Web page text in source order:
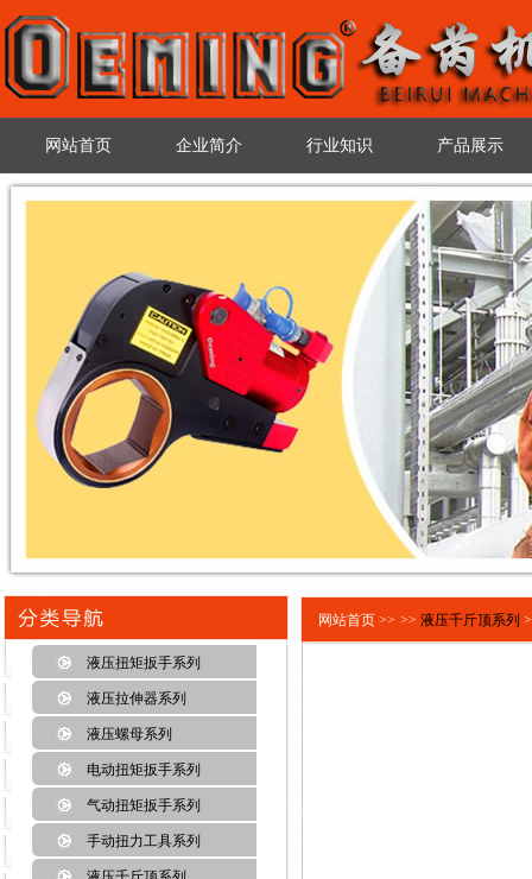
网站首页 企业简介 行业知识 产品展示
液压扭矩扳手系列
液压拉伸器系列
液压螺母系列
电动扭矩扳手系列
气动扭矩扳手系列
手动扭力工具系列
网站首页 >> >> 液压千斤顶系列